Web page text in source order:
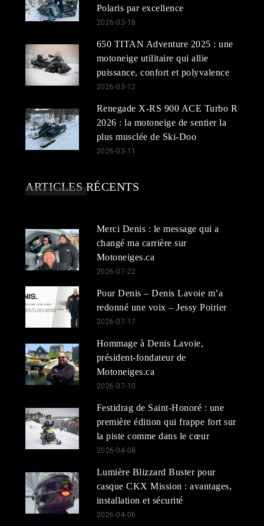
Polaris par excellence
2026-03-18
650 TITAN Adventure 2025 : une
motoneige utilitaire qui allie
puissance, confort et polyvalence
2026-03-12
Renegade X-RS 900 ACE Turbo R
2026 : la motoneige de sentier la
plus musclée de Ski-Doo
2026-03-11
ARTICLES RÉCENTS
Merci Denis : le message qui a
changé ma carrière sur
Motoneiges.ca
2026-07-22
Pour Denis – Denis Lavoie m’a
redonné une voix – Jessy Poirier
2026-07-17
Hommage à Denis Lavoie,
président-fondateur de
Motoneiges.ca
2026-07-10
Festidrag de Saint-Honoré : une
première édition qui frappe fort sur
la piste comme dans le cœur
2026-04-08
Lumière Blizzard Buster pour
casque CKX Mission : avantages,
installation et sécurité
2026-04-06